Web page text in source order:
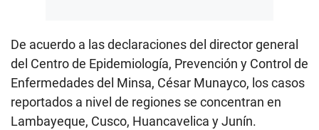
De acuerdo a las declaraciones del director general
del Centro de Epidemiología, Prevención y Control de
Enfermedades del Minsa, César Munayco, los casos
reportados a nivel de regiones se concentran en
Lambayeque, Cusco, Huancavelica y Junín.